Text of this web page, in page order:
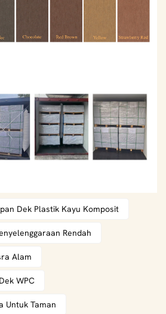
Dek Plastik Kayu Komposit
Rendah
Alam
WPC
Untuk Taman